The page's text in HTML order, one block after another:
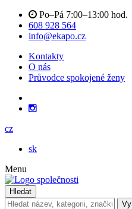
Po–Pá 7:00–13:00 hod.
608 928 564
info@ekapo.cz
Kontakty
O nás
Průvodce spokojené ženy
cz
sk
Menu
Hledat